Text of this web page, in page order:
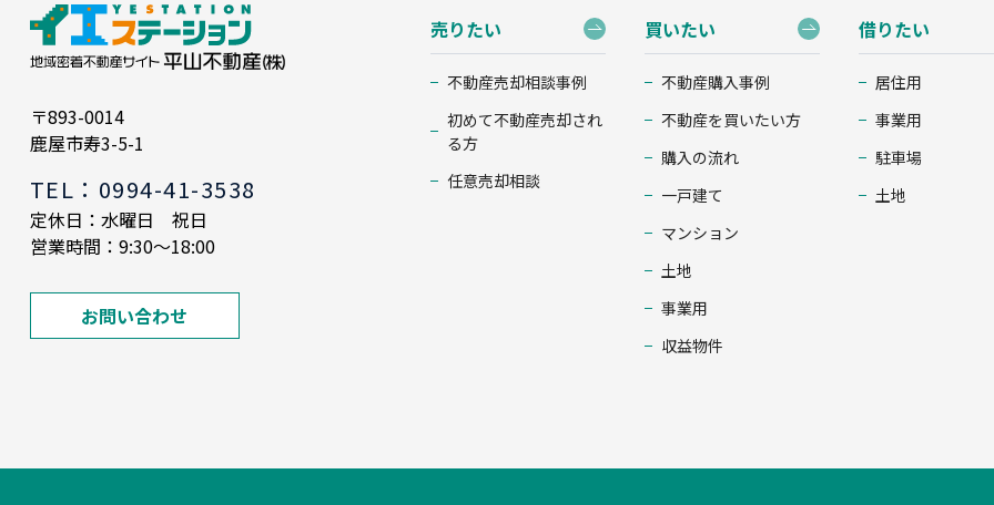
〒893-0014
鹿屋市寿3-5-1
TEL：0994-41-3538
定休日：水曜日 祝日
営業時間：9:30～18:00
お問い合わせ
売りたい
不動産売却相談事例
初めて不動産売却され
る方
任意売却相談
買いたい
不動産購入事例
不動産を買いたい方
購入の流れ
一戸建て
マンション
土地
事業用
収益物件
借りたい
居住用
事業用
駐車場
土地